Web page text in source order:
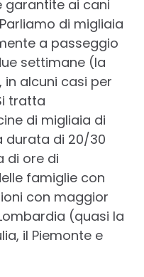
garantite ai cani
di migliaia
a passeggio
settimane (la
alcuni casi per
tratta
di migliaia di
durata di 20/30
di ore di
famiglie con
con maggior
(quasi la
il Piemonte e